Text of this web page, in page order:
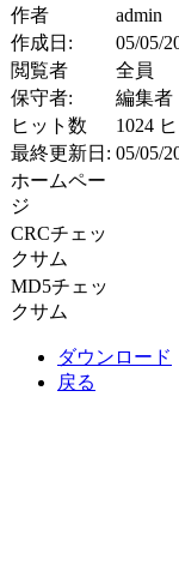
作者
admin
作成日:
05/05/
閲覧者
全員
保守者:
編集者
ヒット数
1024
最終更新日: 05/05/
ホームペー
ジ
CRCチェッ
クサム
MD5チェッ
クサム
ダウンロード
戻る